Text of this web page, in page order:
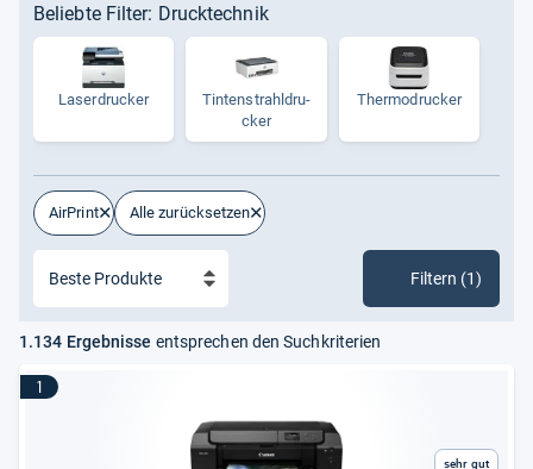
Beliebte Filter: Drucktechnik
Laser­dru­cker
Tin­ten­strahl­dru­
cker
Ther­modru­cker
AirPrint Alle zurücksetzen
Filtern (1)
1.134 Ergebnisse entsprechen den Suchkriterien
1
Sehr gut